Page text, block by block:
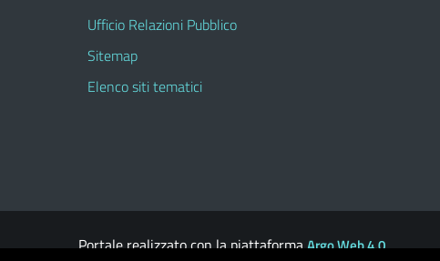
Ufficio Relazioni Pubblico
Sitemap
Elenco siti tematici
Portale realizzato con la piattaformaArgo Web 4.0